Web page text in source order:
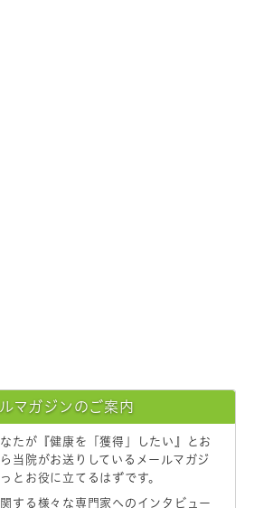
マガジンのご案内
たが 『健康を「獲得」したい』
とお
当院がお送りしているメールマガジ
とお役に立てるはずです。
する様々な専門家へのインタビュー